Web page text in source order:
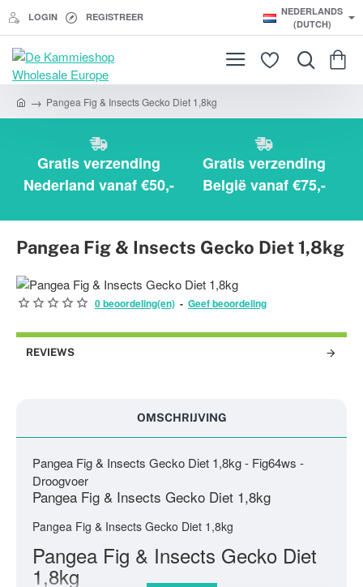
LOGIN REGISTREER
NEDERLANDS
(DUTCH)
Pangea Fig & Insects Gecko Diet 1,8kg
Gratis verzending
Nederland vanaf €50,-
Gratis verzending
België vanaf €75,-
Pangea Fig & Insects Gecko Diet 1,8kg
NIET VOORRADIG
0 beoordeling(en) - Geef beoordeling
REVIEWS
OMSCHRIJVING
Pangea Fig & Insects Gecko Diet 1,8kg - Fig64ws -
Droogvoer
Pangea Fig & Insects Gecko Diet 1,8kg
Pangea Fig & Insects Gecko Diet 1,8kg
Pangea Fig & Insects Gecko Diet
1,8kg